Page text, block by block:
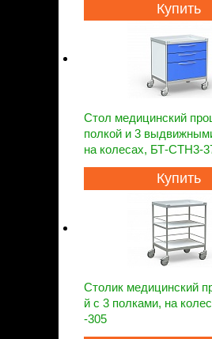
Купить
Стол медицинский
полкой и 3
на колесах, БТ-СТН3-
Купить
Столик медицинский
й с 3 полками, на
-305